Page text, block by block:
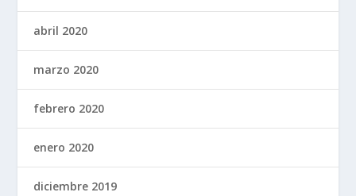
abril 2020
marzo 2020
febrero 2020
enero 2020
diciembre 2019